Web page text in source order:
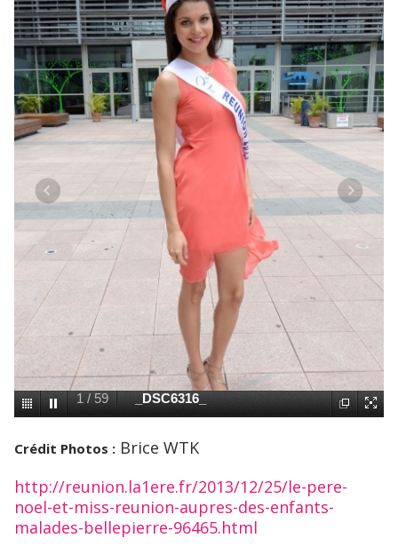
1 / 59 _DSC6316_
Crédit Photos : Brice WTK
http://reunion.la1ere.fr/2013/12/25/le-pere-
noel-et-miss-reunion-aupres-des-enfants-
malades-bellepierre-96465.html